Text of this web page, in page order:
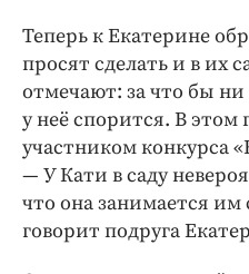
Теперь к Екатерине
просят сделать и в их
отмечают: за что бы ни
у неё спорится. В этом
участником конкурса
— У Кати в саду
что она занимается им
говорит подруга